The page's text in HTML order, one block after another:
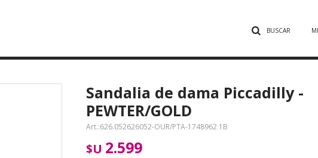
Sandalia de dama Piccadilly -
PEWTER/GOLD
626.052626052-OUR/PTA-1748962 1B
$U 2.599